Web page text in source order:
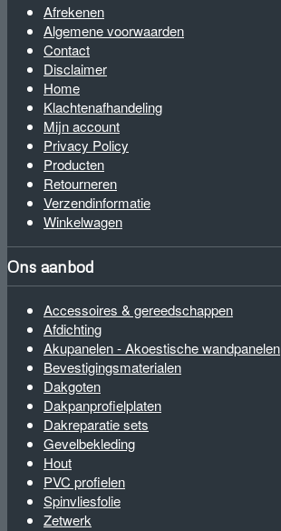
Afrekenen
Algemene voorwaarden
Contact
Disclaimer
Home
Klachtenafhandeling
Mijn account
Privacy Policy
Producten
Retourneren
Verzendinformatie
Winkelwagen
Ons aanbod
Accessoires & gereedschappen
Afdichting
Akupanelen - Akoestische wandpanelen
Bevestigingsmaterialen
Dakgoten
Dakpanprofielplaten
Dakreparatie sets
Gevelbekleding
Hout
PVC profielen
Spinvliesfolie
Zetwerk